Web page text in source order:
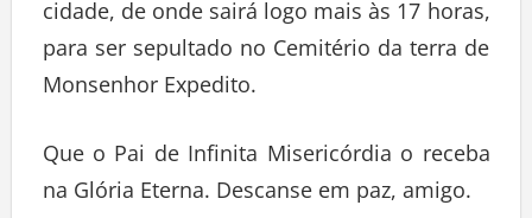
cidade, de onde sairá logo mais às 17 horas,
para ser sepultado no Cemitério da terra de
Monsenhor Expedito.
Que o Pai de Infinita Misericórdia o receba
na Glória Eterna. Descanse em paz, amigo.